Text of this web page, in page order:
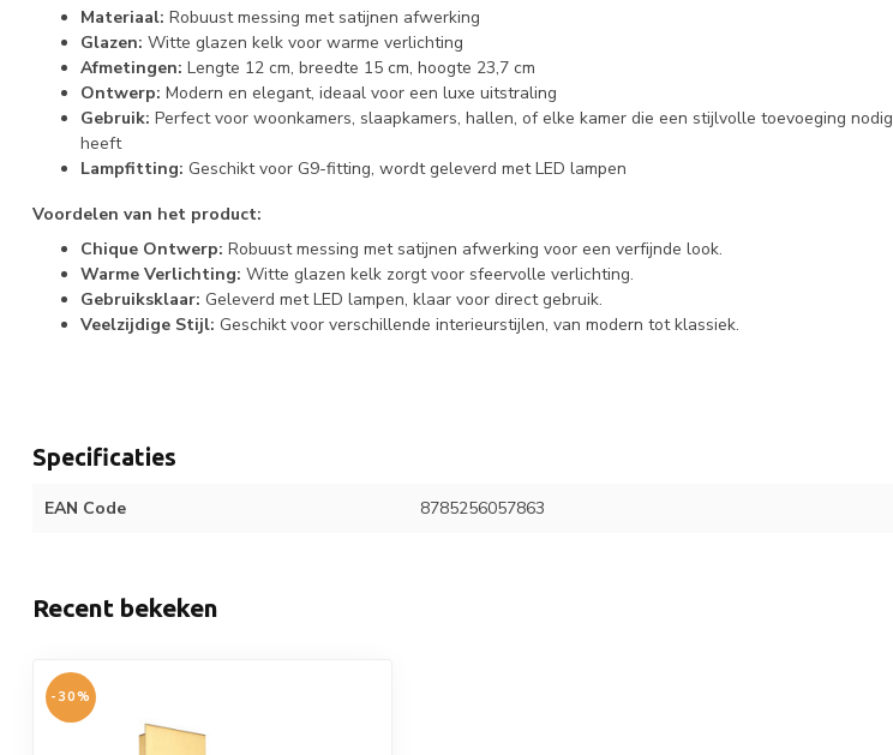
Materiaal: Robuust messing met satijnen afwerking
Glazen: Witte glazen kelk voor warme verlichting
Afmetingen: Lengte 12 cm, breedte 15 cm, hoogte 23,7 cm
Ontwerp: Modern en elegant, ideaal voor een luxe uitstraling
Gebruik: Perfect voor woonkamers, slaapkamers, hallen, of elke kamer die een stijlvolle toevoeging nodig
heeft
Lampfitting: Geschikt voor G9-fitting, wordt geleverd met LED lampen
Voordelen van het product:
Chique Ontwerp: Robuust messing met satijnen afwerking voor een verfijnde look.
Warme Verlichting: Witte glazen kelk zorgt voor sfeervolle verlichting.
Gebruiksklaar: Geleverd met LED lampen, klaar voor direct gebruik.
Veelzijdige Stijl: Geschikt voor verschillende interieurstijlen, van modern tot klassiek.
Specificaties
EAN Code 8785256057863
Recent bekeken
-30%